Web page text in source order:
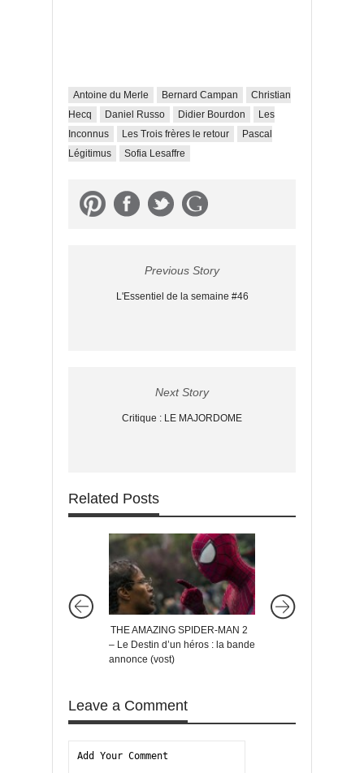
Antoine du Merle Bernard Campan
Christian
Hecq
Daniel Russo Didier Bourdon
Les
Inconnus
Les Trois frères le retour
Pascal
Légitimus
Sofia Lesaffre
Previous Story
L'Essentiel de la semaine #46
Next Story
Critique : LE MAJORDOME
Related Posts
THE AMAZING SPIDER-MAN 2
– Le Destin d’un héros : la bande
annonce (vost)
Leave a Comment